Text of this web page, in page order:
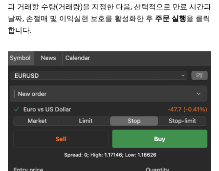
과 거래할 수량(거래량)을 지정한 다음, 선택적으로 만료 시간과
날짜, 손절매 및 이익실현 보호를 활성화한 후 주문 실행을 클릭
합니다.